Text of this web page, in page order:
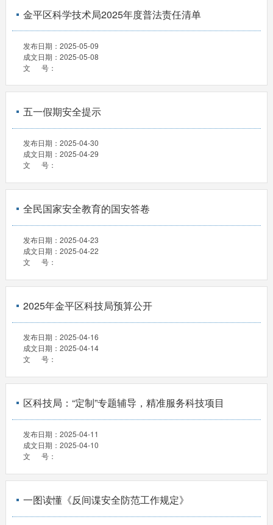
金平区科学技术局2025年度普法责任清单
发布日期： 2025-05-09
成文日期： 2025-05-08
文 号：
五一假期安全提示
发布日期： 2025-04-30
成文日期： 2025-04-29
文 号：
全民国家安全教育的国安答卷
发布日期： 2025-04-23
成文日期： 2025-04-22
文 号：
2025年金平区科技局预算公开
发布日期： 2025-04-16
成文日期： 2025-04-14
文 号：
区科技局：“定制”专题辅导，精准服务科技项目
发布日期： 2025-04-11
成文日期： 2025-04-10
文 号：
一图读懂《反间谍安全防范工作规定》